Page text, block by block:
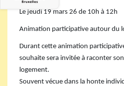
Le jeudi 19 mars 26 de 10h à 12h
Animation participative autour du
Durant cette animation
souhaite sera invitée à raconter
logement.
Souvent vécue dans la honte